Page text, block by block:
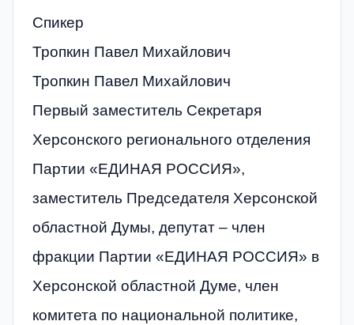
Спикер
Тропкин Павел Михайлович
Тропкин Павел Михайлович
Первый заместитель Секретаря
Херсонского регионального отделения
Партии «ЕДИНАЯ РОССИЯ»,
заместитель Председателя Херсонской
областной Думы, депутат – член
фракции Партии «ЕДИНАЯ РОССИЯ» в
Херсонской областной Думе, член
комитета по национальной политике,